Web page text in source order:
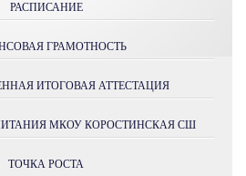
РАСПИСАНИЕ
ГРАМОТНОСТЬ
ИТОГОВАЯ АТТЕСТАЦИЯ
МКОУ КОРОСТИНСКАЯ СШ
ТОЧКА РОСТА